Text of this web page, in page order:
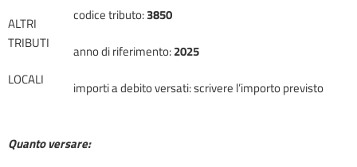
ALTRI
TRIBUTI
LOCALI
codice tributo:3850
anno di riferimento:2025
importi a debito versati: scrivere l’importo previsto
Quanto versare: